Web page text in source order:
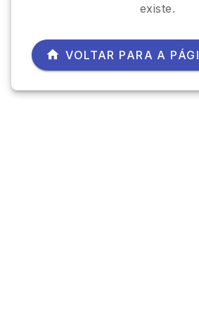
existe.
VOLTAR PARA A